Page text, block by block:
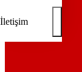
İletişim
REKLAM